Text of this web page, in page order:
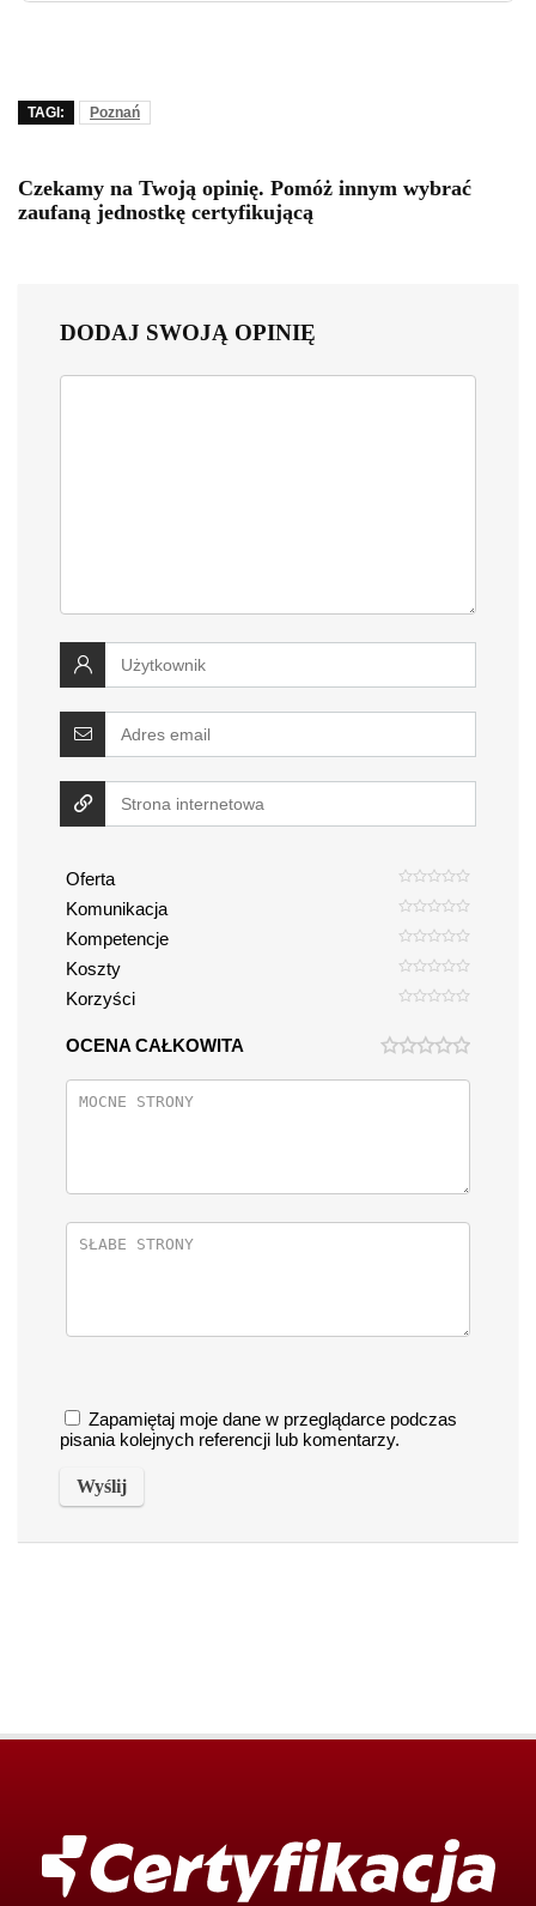
TAGI: Poznań
Czekamy na Twoją opinię. Pomóż innym wybrać
zaufaną jednostkę certyfikującą
DODAJ SWOJĄ OPINIĘ
Oferta
Komunikacja
Kompetencje
Koszty
Korzyści
OCENA CAŁKOWITA
Zapamiętaj moje dane w przeglądarce podczas
pisania kolejnych referencji lub komentarzy.